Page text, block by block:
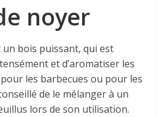
noyer
un bois puissant, qui est
et d’aromatiser les
les barbecues ou pour les
de le mélanger à un
lors de son utilisation.